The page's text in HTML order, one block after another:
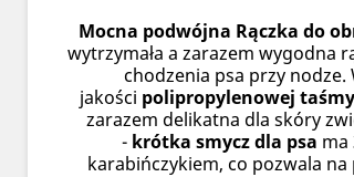
Mocna podwójna Rączka do
wytrzymała a zarazem wygodna
chodzenia psa przy nodze.
jakości polipropylenowej taśmy
zarazem delikatna dla skóry
- krótka smycz dla psa ma
karabińczykiem, co pozwala